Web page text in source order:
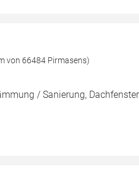
von 66484 Pirmasens)
/ Sanierung,